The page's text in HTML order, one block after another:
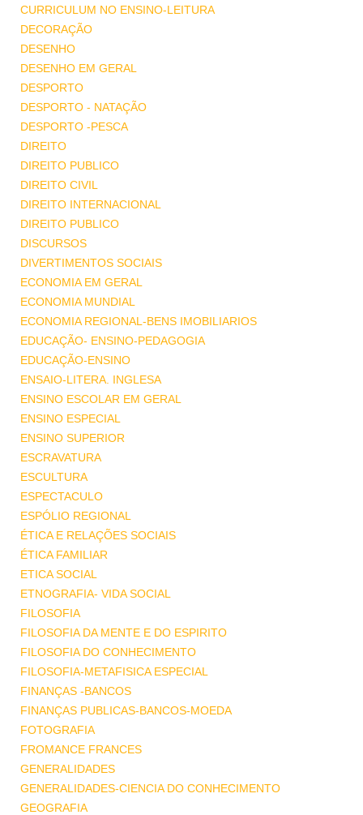
CURRICULUM NO ENSINO-LEITURA
DECORAÇÃO
DESENHO
DESENHO EM GERAL
DESPORTO
DESPORTO - NATAÇÃO
DESPORTO -PESCA
DIREITO
DIREITO PUBLICO
DIREITO CIVIL
DIREITO INTERNACIONAL
DIREITO PUBLICO
DISCURSOS
DIVERTIMENTOS SOCIAIS
ECONOMIA EM GERAL
ECONOMIA MUNDIAL
ECONOMIA REGIONAL-BENS IMOBILIARIOS
EDUCAÇÃO- ENSINO-PEDAGOGIA
EDUCAÇÃO-ENSINO
ENSAIO-LITERA. INGLESA
ENSINO ESCOLAR EM GERAL
ENSINO ESPECIAL
ENSINO SUPERIOR
ESCRAVATURA
ESCULTURA
ESPECTACULO
ESPÓLIO REGIONAL
ÉTICA E RELAÇÕES SOCIAIS
ÉTICA FAMILIAR
ETICA SOCIAL
ETNOGRAFIA- VIDA SOCIAL
FILOSOFIA
FILOSOFIA DA MENTE E DO ESPIRITO
FILOSOFIA DO CONHECIMENTO
FILOSOFIA-METAFISICA ESPECIAL
FINANÇAS -BANCOS
FINANÇAS PUBLICAS-BANCOS-MOEDA
FOTOGRAFIA
FROMANCE FRANCES
GENERALIDADES
GENERALIDADES-CIENCIA DO CONHECIMENTO
GEOGRAFIA